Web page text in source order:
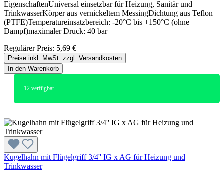
EigenschaftenUniversal einsetzbar für Heizung, Sanitär und
TrinkwasserKörper aus vernickeltem MessingDichtung aus Teflon
(PTFE)Temperatureinsatzbereich: -20°C bis +150°C (ohne
Dampf)maximaler Druck: 40 bar
Regulärer Preis: 5,69 €
Preise inkl. MwSt. zzgl. Versandkosten
In den Warenkorb
12 verfügbar
Kugelhahn mit Flügelgriff 3/4'' IG x AG für Heizung und
Trinkwasser